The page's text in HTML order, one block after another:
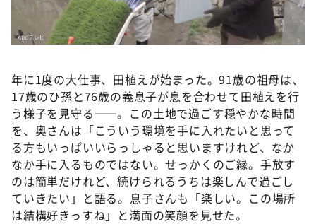
年に1度の大仕事、田植えが始まった。91歳の祖母は、
17歳のひ孫と76歳の義息子が息を合わせて田植えを行
う様子を見守る――。この土地で過ごす穏やかな時間
を、奥さんは「こういう環境を手に入れたいと思って
る方もいっぱいいらっしゃると思いますけれど、なか
なか手に入るものではない。せっかくのご縁。手放す
のは簡単だけれど、続けられるうちは楽しんで過ごし
ていきたい」と語る。息子さんも「楽しい。この場所
は結構好きっすね」と満面の笑顔を見せた。